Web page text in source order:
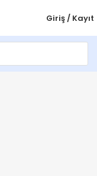
Giriş / Kayıt